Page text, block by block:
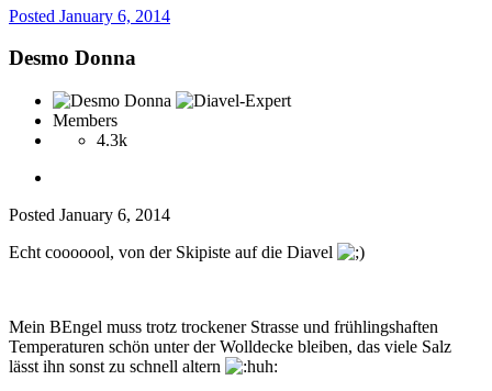
Posted January 6, 2014
Desmo Donna
Members
4.3k
Posted January 6, 2014
Echt cooooool, von der Skipiste auf die Diavel
Mein BEngel muss trotz trockener Strasse und frühlingshaften
Temperaturen schön unter der Wolldecke bleiben, das viele Salz
lässt ihn sonst zu schnell altern